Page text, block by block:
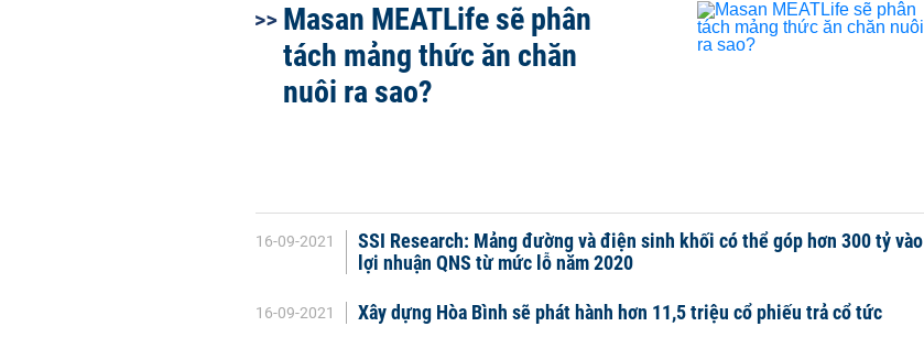
Masan MEATLife sẽ phân
tách mảng thức ăn chăn
nuôi ra sao?
16-09-2021
SSI Research: Mảng đường và điện sinh khối có thể góp hơn 300 tỷ vào
lợi nhuận QNS từ mức lỗ năm 2020
16-09-2021 Xây dựng Hòa Bình sẽ phát hành hơn 11,5 triệu cổ phiếu trả cổ tức